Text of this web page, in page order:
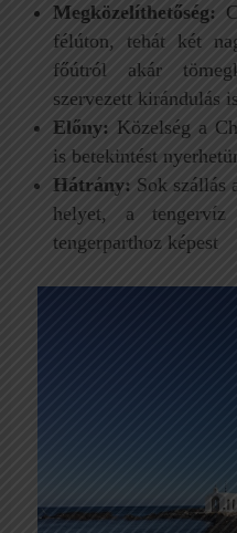
Megközelíthetőség:
félúton, tehát két
főútról akár
szervezett kirándulás
Előny: Közelség a
is betekintést
Hátrány: Sok szállás
helyet, a
tengerparthoz képest